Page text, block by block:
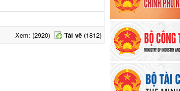
Xem: (2920)
Tải về (1812)